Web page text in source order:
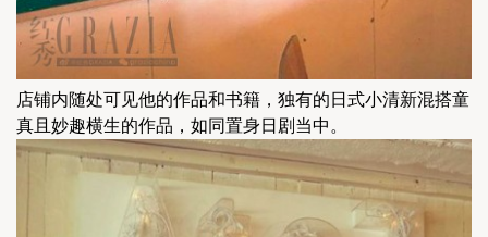
店铺内随处可见他的作品和书籍，独有的日式小清新混搭童
真且妙趣横生的作品，如同置身日剧当中。